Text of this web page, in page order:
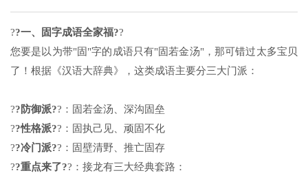
??一、固字成语全家福??
您要是以为带"固"字的成语只有"固若金汤"，那可错过太多宝贝
了！根据《汉语大辞典》，这类成语主要分三大门派：
??防御派??：固若金汤、深沟固垒
??性格派??：固执己见、顽固不化
??冷门派??：固壁清野、推亡固存
??重点来了??：接龙有三大经典套路：